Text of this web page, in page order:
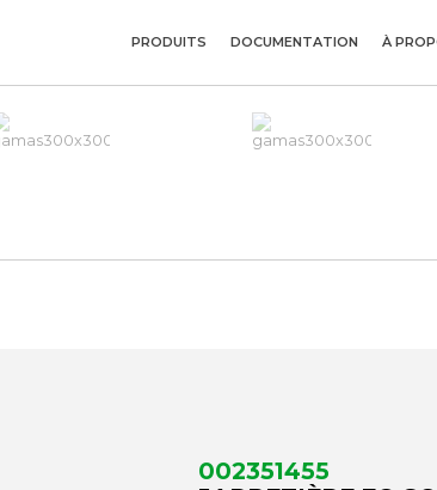
PRODUITS DOCUMENTATION À
002351455